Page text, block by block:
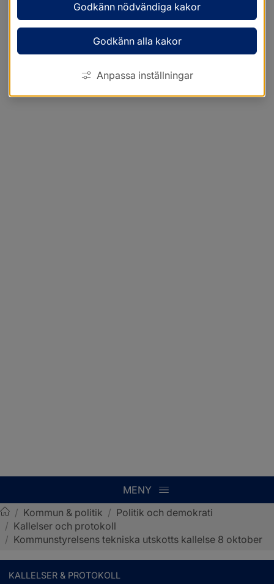
MENY
Sotenäs kommun
/ Kommun & politik / Politik och demokrati
/ Kallelser och protokoll
/ Kommunstyrelsens tekniska utskotts kallelse 8 oktober
KALLELSER & PROTOKOLL
Godkänn nödvändiga kakor
Godkänn alla kakor
Anpassa inställningar